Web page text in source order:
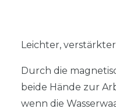
Leichter,
Durch die
beide Hände zur
wenn die